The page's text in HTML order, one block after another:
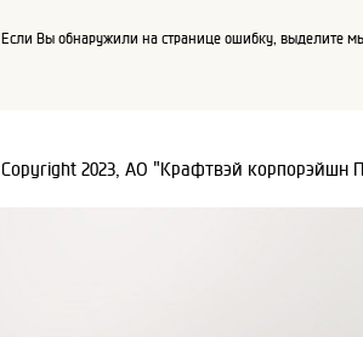
Если Вы обнаружили на странице ошибку, выделите
Copyright 2023, АО "Крафтвэй корпорэйшн